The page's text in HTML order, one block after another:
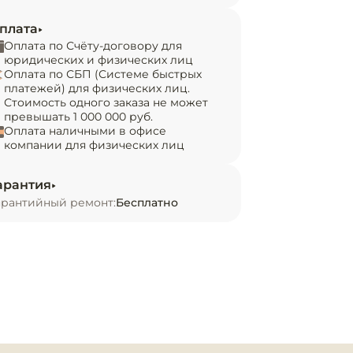
Оплата по Счёту-договору для
юридических и физических лиц
Оплата по СБП (Системе быстрых
платежей) для физических лиц.
Стоимость одного заказа не может
превышать 1 000 000 руб.
Оплата наличными в офисе
компании для физических лиц
ремонт:Бесплатно